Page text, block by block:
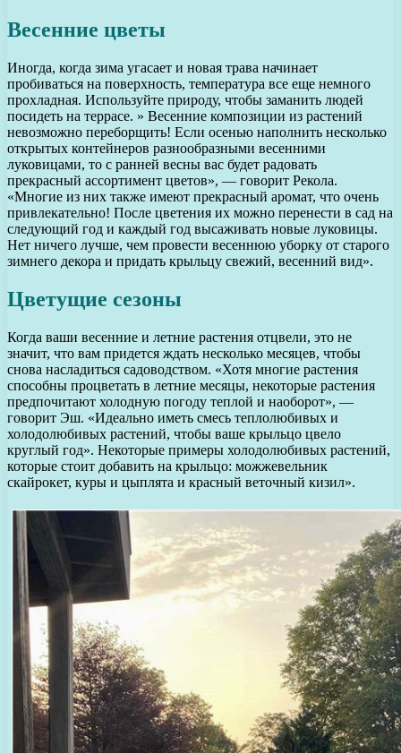
Весенние цветы
Иногда, когда зима угасает и новая трава начинает
пробиваться на поверхность, температура все еще немного
прохладная. Используйте природу, чтобы заманить людей
посидеть на террасе. » Весенние композиции из растений
невозможно переборщить! Если осенью наполнить несколько
открытых контейнеров разнообразными весенними
луковицами, то с ранней весны вас будет радовать
прекрасный ассортимент цветов», — говорит Рекола.
«Многие из них также имеют прекрасный аромат, что очень
привлекательно! После цветения их можно перенести в сад на
следующий год и каждый год высаживать новые луковицы.
Нет ничего лучше, чем провести весеннюю уборку от старого
зимнего декора и придать крыльцу свежий, весенний вид».
Цветущие сезоны
Когда ваши весенние и летние растения отцвели, это не
значит, что вам придется ждать несколько месяцев, чтобы
снова насладиться садоводством. «Хотя многие растения
способны процветать в летние месяцы, некоторые растения
предпочитают холодную погоду теплой и наоборот», —
говорит Эш. «Идеально иметь смесь теплолюбивых и
холодолюбивых растений, чтобы ваше крыльцо цвело
круглый год». Некоторые примеры холодолюбивых растений,
которые стоит добавить на крыльцо: можжевельник
скайрокет, куры и цыплята и красный веточный кизил».